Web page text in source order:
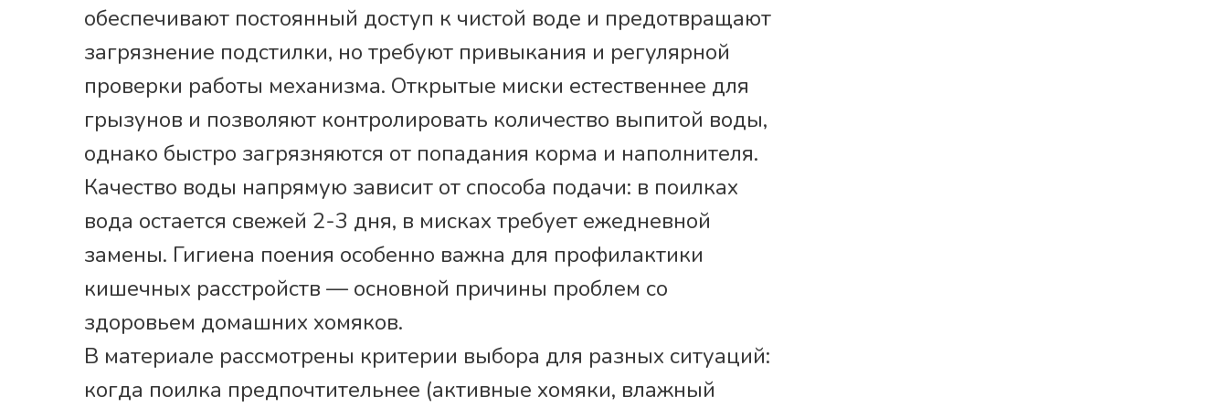
обеспечивают постоянный доступ к чистой воде и предотвращают
загрязнение подстилки, но требуют привыкания и регулярной
проверки работы механизма. Открытые миски естественнее для
грызунов и позволяют контролировать количество выпитой воды,
однако быстро загрязняются от попадания корма и наполнителя.
Качество воды напрямую зависит от способа подачи: в поилках
вода остается свежей 2-3 дня, в мисках требует ежедневной
замены. Гигиена поения особенно важна для профилактики
кишечных расстройств — основной причины проблем со
здоровьем домашних хомяков.
В материале рассмотрены критерии выбора для разных ситуаций:
когда поилка предпочтительнее (активные хомяки, влажный